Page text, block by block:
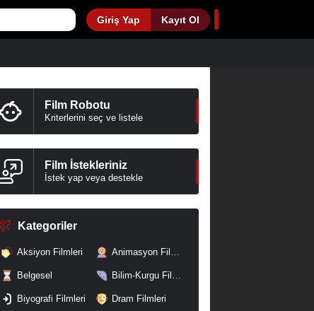
Giriş Yap Kayıt Ol
Film Robotu
Kriterlerini seç ve listele
Film İstekleriniz
İstek yap veya destekle
Kategoriler
Aksiyon Filmleri Animasyon Filmleri
Belgesel Bilim-Kurgu Filmleri
Biyografi Filmleri Dram Filmleri